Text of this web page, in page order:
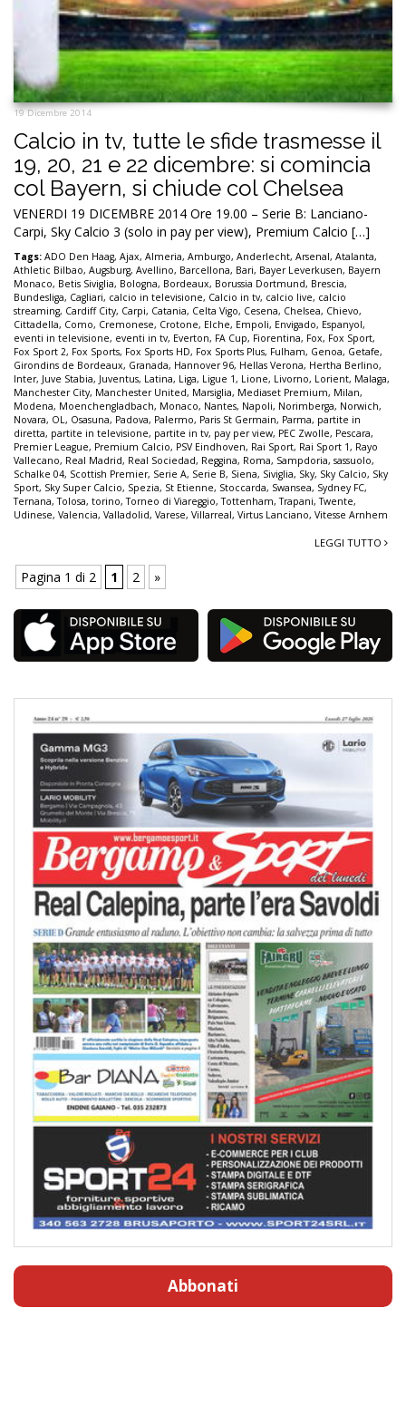
19 Dicembre 2014
Calcio in tv, tutte le sfide trasmesse il
19, 20, 21 e 22 dicembre: si comincia
col Bayern, si chiude col Chelsea
VENERDI 19 DICEMBRE 2014 Ore 19.00 – Serie B: Lanciano-
Carpi, Sky Calcio 3 (solo in pay per view), Premium Calcio […]
Tags: ADO Den Haag, Ajax, Almeria, Amburgo, Anderlecht, Arsenal, Atalanta,
Athletic Bilbao, Augsburg, Avellino, Barcellona, Bari, Bayer Leverkusen, Bayern
Monaco, Betis Siviglia, Bologna, Bordeaux, Borussia Dortmund, Brescia,
Bundesliga, Cagliari, calcio in televisione, Calcio in tv, calcio live, calcio
streaming, Cardiff City, Carpi, Catania, Celta Vigo, Cesena, Chelsea, Chievo,
Cittadella, Como, Cremonese, Crotone, Elche, Empoli, Envigado, Espanyol,
eventi in televisione, eventi in tv, Everton, FA Cup, Fiorentina, Fox, Fox Sport,
Fox Sport 2, Fox Sports, Fox Sports HD, Fox Sports Plus, Fulham, Genoa, Getafe,
Girondins de Bordeaux, Granada, Hannover 96, Hellas Verona, Hertha Berlino,
Inter, Juve Stabia, Juventus, Latina, Liga, Ligue 1, Lione, Livorno, Lorient, Malaga,
Manchester City, Manchester United, Marsiglia, Mediaset Premium, Milan,
Modena, Moenchengladbach, Monaco, Nantes, Napoli, Norimberga, Norwich,
Novara, OL , Osasuna, Padova, Palermo, Paris St Germain, Parma, partite in
diretta, partite in televisione, partite in tv, pay per view, PEC Zwolle, Pescara,
Premier League, Premium Calcio, PSV Eindhoven, Rai Sport, Rai Sport 1, Rayo
Vallecano, Real Madrid, Real Sociedad, Reggina, Roma, Sampdoria, sassuolo,
Schalke 04, Scottish Premier, Serie A, Serie B, Siena, Siviglia, Sky, Sky Calcio, Sky
Sport, Sky Super Calcio, Spezia, St Etienne, Stoccarda, Swansea, Sydney FC,
Ternana,Tolosa, torino,Torneo di Viareggio,Tottenham,Trapani,Twente,
Udinese, Valencia, Valladolid, Varese, Villarreal, Virtus Lanciano, Vitesse Arnhem
LEGGI TUTTO
Pagina 1 di 2 1 2 »
Abbonati